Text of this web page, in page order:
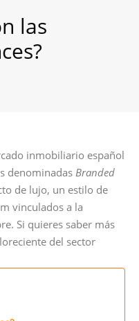
las
inmobiliario español
denominadas Branded
de lujo, un estilo de
vinculados a la
Si quieres saber más
del sector